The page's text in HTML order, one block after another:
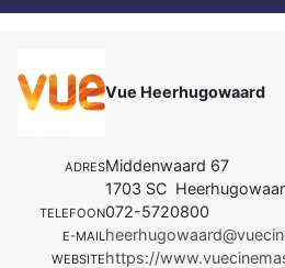
Vue Heerhugowaard
ADRESMiddenwaard 67
1703 SC
TELEFOON072-5720800
E-MAIL
WEBSITEhttps://